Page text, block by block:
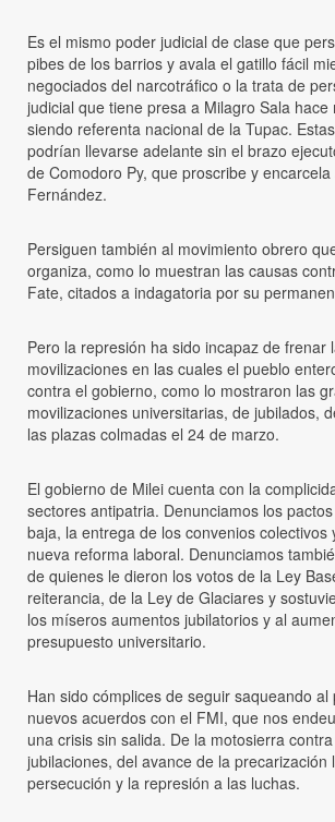
Es el mismo poder judicial de clase que
pibes de los barrios y avala el gatillo fácil
negociados del narcotráfico o la trata de
judicial que tiene presa a Milagro Sala hace
siendo referenta nacional de la Tupac.
podrían llevarse adelante sin el brazo
de Comodoro Py, que proscribe y
Fernández.
Persiguen también al movimiento obrero
organiza, como lo muestran las causas
Fate, citados a indagatoria por su
Pero la represión ha sido incapaz de frenar
movilizaciones en las cuales el pueblo
contra el gobierno, como lo mostraron las
movilizaciones universitarias, de jubilados,
las plazas colmadas el 24 de marzo.
El gobierno de Milei cuenta con la
sectores antipatria. Denunciamos los
baja, la entrega de los convenios colectivos
nueva reforma laboral. Denunciamos
de quienes le dieron los votos de la Ley
reiterancia, de la Ley de Glaciares y
los míseros aumentos jubilatorios y al
presupuesto universitario.
Han sido cómplices de seguir saqueando al
nuevos acuerdos con el FMI, que nos
una crisis sin salida. De la motosierra
jubilaciones, del avance de la precarización
persecución y la represión a las luchas.